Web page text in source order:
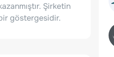
Şirketin
göstergesidir.